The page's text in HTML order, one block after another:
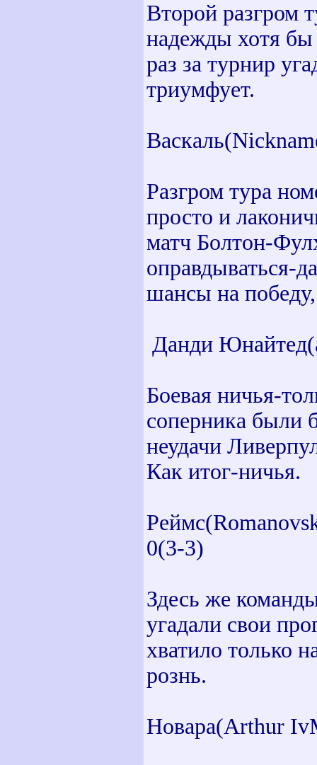
Второй разгром
надежды хотя бы
раз за турнир
триумфует.
Разгром тура
просто и
матч Болтон-
оправдываться-
шансы на победу,
Данди
Боевая ничья-
соперника были
неудачи
Как итог-ничья.
0(3-3)
Здесь же
угадали свои
хватило только
рознь.
Новара(Arthur